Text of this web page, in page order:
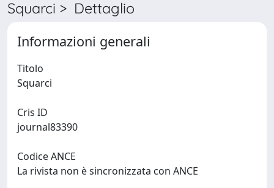
Squarci > Dettaglio
Informazioni generali
Titolo
Cris ID
Codice ANCE
La rivista non è sincronizzata con ANCE